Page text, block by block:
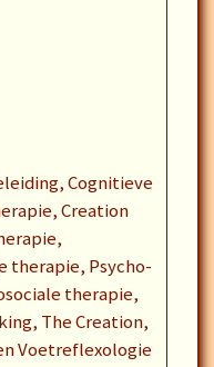
Cognitieve
Creation
therapie, Psycho-
therapie,
The Creation,
Voetreflexologie